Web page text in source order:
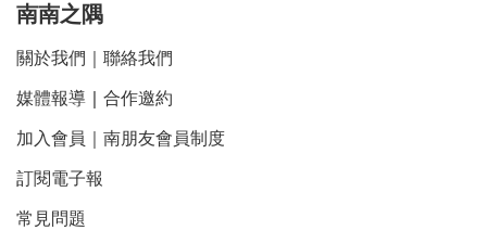
南南之隅
關於我們 聯絡我們
媒體報導 合作邀約
加入會員｜南朋友會員制度
訂閱電子報
常見問題